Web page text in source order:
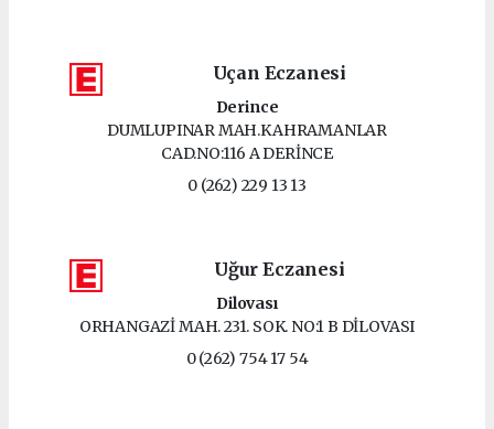
Uçan Eczanesi
Derince
DUMLUPINAR MAH.KAHRAMANLAR
CAD.NO:116 A DERİNCE
0 (262) 229 13 13
Uğur Eczanesi
Dilovası
ORHANGAZİ MAH. 231. SOK. NO:1 B DİLOVASI
0 (262) 754 17 54